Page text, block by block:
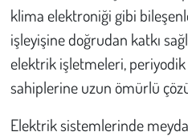
klima elektroniği gibi
işleyişine doğrudan katkı
elektrik işletmeleri,
sahiplerine uzun ömürlü
Elektrik sistemlerinde